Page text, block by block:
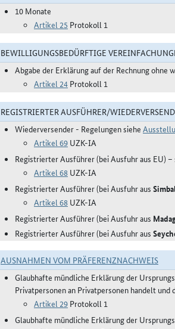
10 Monate
Artikel 25 Protokoll 1
BEWILLIGUNGSBEDÜRFTIGE
Abgabe der Erklärung auf der Rechnung
Artikel 24 Protokoll 1
REGISTRIERTER AUSFÜHRER/
Wiederversender - Regelungen siehe
Artikel 69 UZK-IA
Registrierter Ausführer (bei Ausfuhr aus EU)
Artikel 68 UZK-IA
Registrierter Ausführer (bei Ausfuhr aus
Artikel 68 UZK-IA
Registrierter Ausführer (bei Ausfuhr aus
Registrierter Ausführer (bei Ausfuhr aus
AUSNAHMEN VOM PRÄFERENZNACHWEIS
Glaubhafte mündliche Erklärung der
Privatpersonen an Privatpersonen handelt
Artikel 29 Protokoll 1
Glaubhafte mündliche Erklärung der